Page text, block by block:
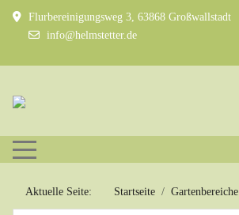
Flurbereinigungsweg 3, 63868 Großwallstadt
info@helmstetter.de
Mobile Menu Toggle
Aktuelle Seite: Startseite Gartenbereiche